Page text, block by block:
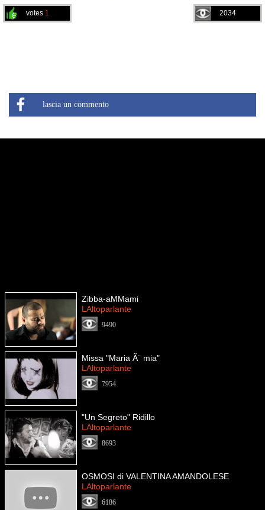
2034
votes 1
lascia un commento
Zibba-aMMami
LAltoparlante
9490
Missa "Maria Ã¨ mia"
LAltoparlante
7954
"Un Segreto" Ridillo
LAltoparlante
8693
OSMOSI di VALENTINA AMANDOLESE
LAltoparlante
6186